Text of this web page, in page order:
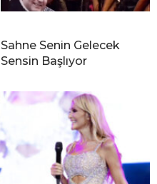
Sahne Senin Gelecek
Sensin Başlıyor